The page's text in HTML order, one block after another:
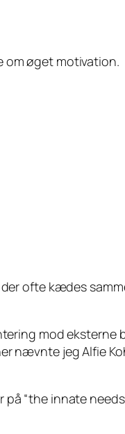
om øget motivation.
ofte kædes
mod eksterne
nævnte jeg Alfie
på “the innate